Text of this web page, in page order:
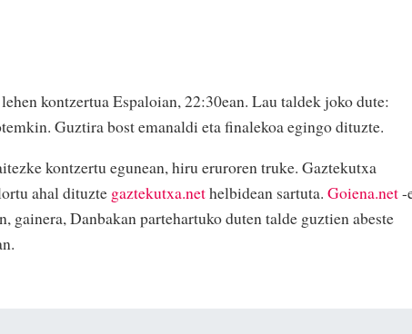
kontzertua Espaloian, 22:30ean. Lau taldek joko dute:
Guztira bost emanaldi eta finalekoa egingo dituzte.
kontzertu egunean, hiru eruroren truke. Gaztekutxa
ahal dituzte gaztekutxa.nethelbidean sartuta. Goiena.net-
gainera, Danbakan partehartuko duten talde guztien abeste